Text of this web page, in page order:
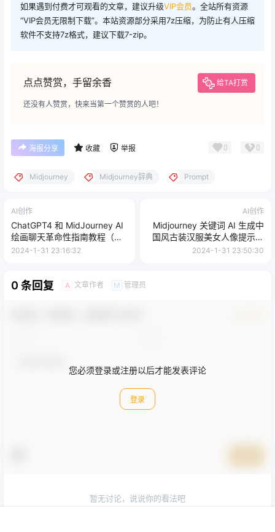
如果遇到付费才可观看的文章，建议升级VIP会员。全站所有资源
“VIP会员无限制下载”。本站资源部分采用7z压缩，为防止有人压缩
软件不支持7z格式，建议下载7-zip。
点点赞赏，手留余香 给TA打赏
还没有人赞赏，快来当第一个赞赏的人吧！
海报分享 收藏 举报 0 0
Midjourney Midjourney辞典 Prompt
AI创作
ChatGPT4 和 MidJourney AI
绘画聊天革命性指南教程（中
英字幕 33 节课）
2024-1-31 23:16:32
AI创作
Midjourney 关键词 AI 生成中
国风古装汉服美女人像提示关
键词
2024-1-31 23:50:30
0 条回复 A 文章作者 M 管理员
您必须登录或注册以后才能发表评论
登录
暂无讨论，说说你的看法吧